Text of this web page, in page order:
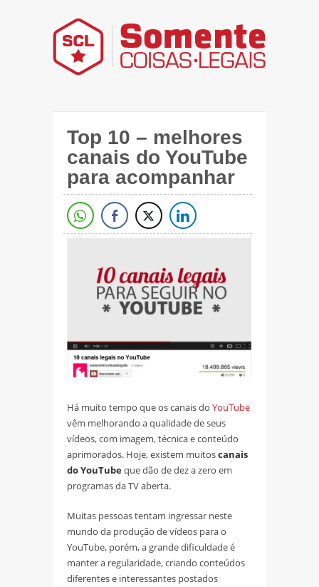
Top 10 – melhores
canais do YouTube
para acompanhar
Há muito tempo que os canais do YouTube
vêm melhorando a qualidade de seus
vídeos, com imagem, técnica e conteúdo
aprimorados. Hoje, existem muitoscanais
do YouTubeque dão de dez a zero em
programas da TV aberta.
Muitas pessoas tentam ingressar neste
mundo da produção de vídeos para o
YouTube, porém, a grande dificuldade é
manter a regularidade, criando conteúdos
diferentes e interessantes postados